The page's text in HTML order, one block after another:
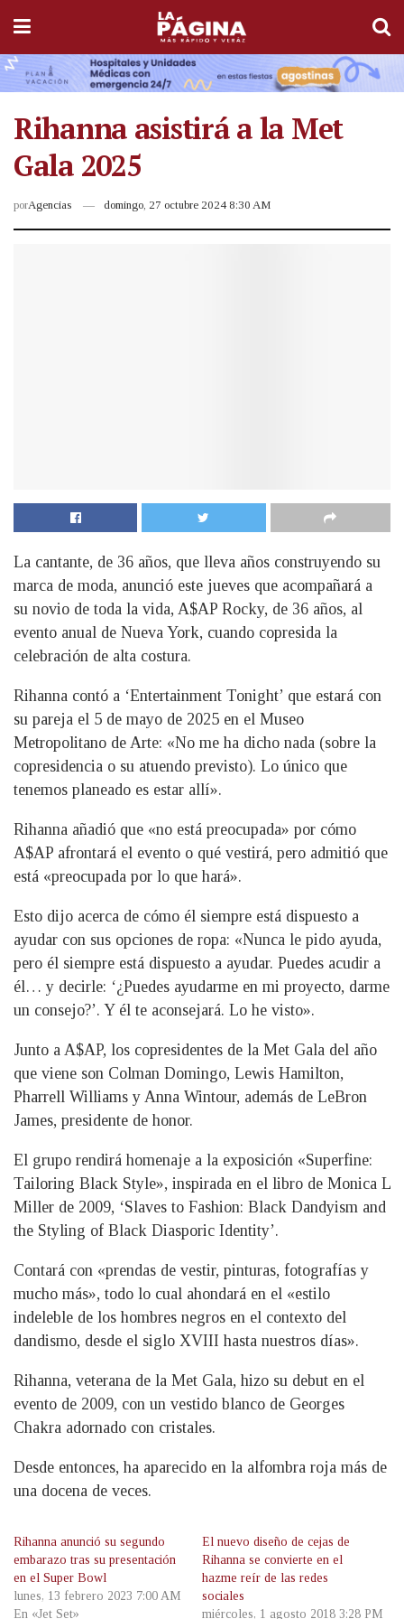
Rihanna asistirá a la Met
Gala 2025
porAgencias domingo, 27 octubre 2024 8:30 AM
La cantante, de 36 años, que lleva años construyendo su
marca de moda, anunció este jueves que acompañará a
su novio de toda la vida, A$AP Rocky, de 36 años, al
evento anual de Nueva York, cuando copresida la
celebración de alta costura.
Rihanna contó a ‘Entertainment Tonight’ que estará con
su pareja el 5 de mayo de 2025 en el Museo
Metropolitano de Arte: «No me ha dicho nada (sobre la
copresidencia o su atuendo previsto). Lo único que
tenemos planeado es estar allí».
Rihanna añadió que «no está preocupada» por cómo
A$AP afrontará el evento o qué vestirá, pero admitió que
está «preocupada por lo que hará».
Esto dijo acerca de cómo él siempre está dispuesto a
ayudar con sus opciones de ropa: «Nunca le pido ayuda,
pero él siempre está dispuesto a ayudar. Puedes acudir a
él… y decirle: ‘¿Puedes ayudarme en mi proyecto, darme
un consejo?’. Y él te aconsejará. Lo he visto».
Junto a A$AP, los copresidentes de la Met Gala del año
que viene son Colman Domingo, Lewis Hamilton,
Pharrell Williams y Anna Wintour, además de LeBron
James, presidente de honor.
El grupo rendirá homenaje a la exposición «Superfine:
Tailoring Black Style», inspirada en el libro de Monica L
Miller de 2009, ‘Slaves to Fashion: Black Dandyism and
the Styling of Black Diasporic Identity’.
Contará con «prendas de vestir, pinturas, fotografías y
mucho más», todo lo cual ahondará en el «estilo
indeleble de los hombres negros en el contexto del
dandismo, desde el siglo XVIII hasta nuestros días».
Rihanna, veterana de la Met Gala, hizo su debut en el
evento de 2009, con un vestido blanco de Georges
Chakra adornado con cristales.
Desde entonces, ha aparecido en la alfombra roja más de
una docena de veces.
Rihanna anunció su segundo
embarazo tras su presentación
en el Super Bowl
lunes, 13 febrero 2023 7:00 AM
En «Jet Set»
El nuevo diseño de cejas de
Rihanna se convierte en el
hazme reír de las redes
sociales
miércoles, 1 agosto 2018 3:28 PM